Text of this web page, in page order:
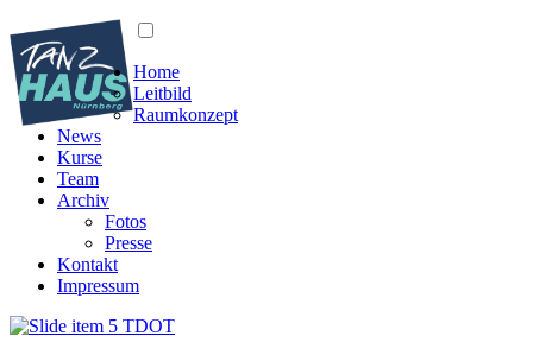
Home
Leitbild
Raumkonzept
News
Kurse
Team
Archiv
Fotos
Presse
Kontakt
Impressum